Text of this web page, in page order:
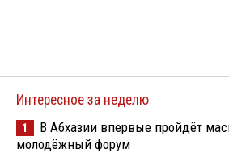
Интересное за неделю
1
В Абхазии впервые пройдёт
молодёжный форум